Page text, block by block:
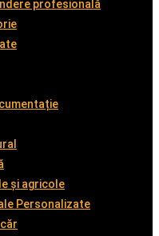
profesională
și agricole
Personalizate